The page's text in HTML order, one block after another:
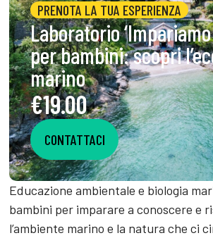
Educazione ambientale e biologia
bambini per imparare a conoscere e
l’ambiente marino e la natura che ci
PRENOTA LA TUA ESPERIENZA
Laboratorio ‘Impariamo
per bambini: scopri
marino
€19.00
CONTATTACI